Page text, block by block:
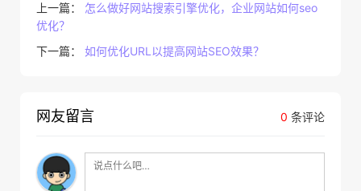
上一篇： 怎么做好网站搜索引擎优化，企业网站如何seo
优化？
下一篇： 如何优化URL以提高网站SEO效果？
0 条评论
网友留言